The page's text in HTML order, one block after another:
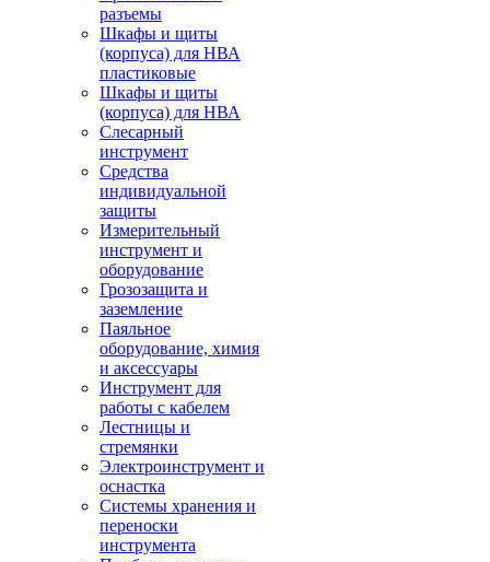
разъемы
Шкафы и щиты
(корпуса) для НВА
пластиковые
Шкафы и щиты
(корпуса) для НВА
Слесарный
инструмент
Средства
индивидуальной
защиты
Измерительный
инструмент и
оборудование
Грозозащита и
заземление
Паяльное
оборудование, химия
и аксессуары
Инструмент для
работы с кабелем
Лестницы и
стремянки
Электроинструмент и
оснастка
Системы хранения и
переноски
инструмента